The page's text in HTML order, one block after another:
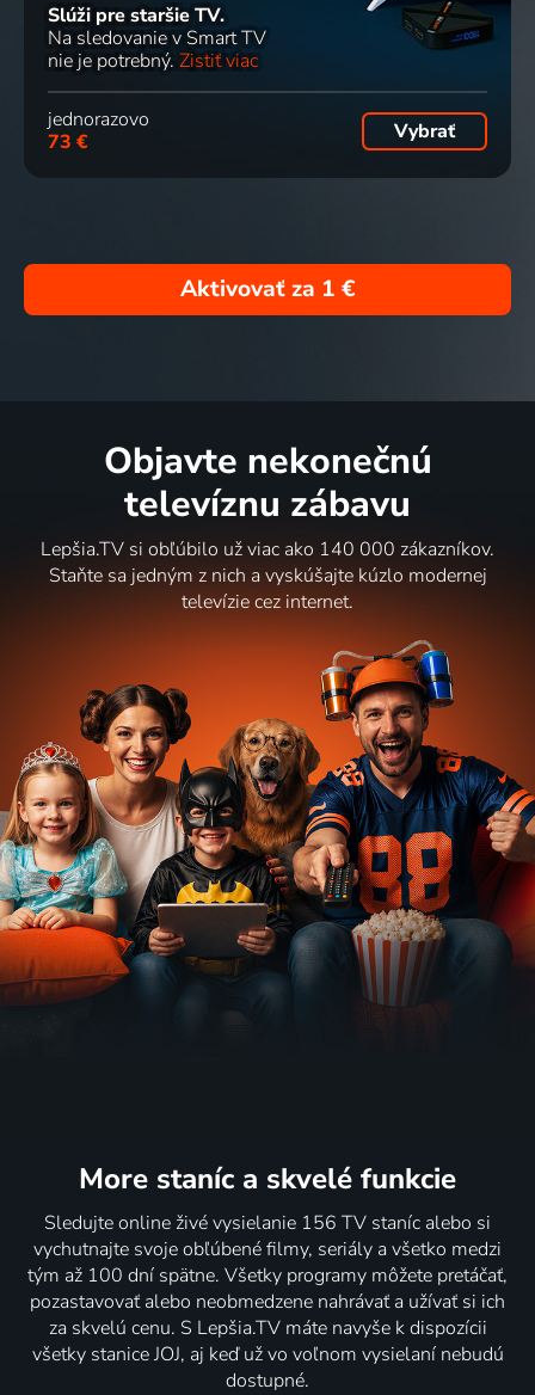
Slúži pre staršie TV.
Na sledovanie v Smart TV
nie je potrebný. Zistiť viac
jednorazovo
73 €
Vybrať
Aktivovať za 1 €
Objavte nekonečnú
televíznu zábavu
Lepšia.TV si obľúbilo už viac ako 140 000 zákazníkov.
Staňte sa jedným z nich a vyskúšajte kúzlo modernej
televízie cez internet.
More staníc a skvelé funkcie
Sledujte online živé vysielanie 156 TV staníc alebo si
vychutnajte svoje obľúbené filmy, seriály a všetko medzi
tým až 100 dní spätne. Všetky programy môžete pretáčať,
pozastavovať alebo neobmedzene nahrávať a užívať si ich
za skvelú cenu. S Lepšia.TV máte navyše k dispozícii
všetky stanice JOJ, aj keď už vo voľnom vysielaní nebudú
dostupné.